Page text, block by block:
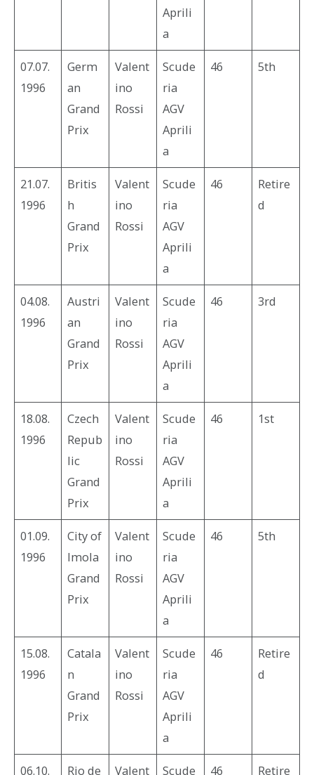
Aprili
a
07.07.
1996
Germ
an
Grand
Prix
Valent
ino
Rossi
Scude
ria
AGV
Aprili
a
46 5th
21.07.
1996
Britis
h
Grand
Prix
Valent
ino
Rossi
Scude
ria
AGV
Aprili
a
46
Retire
d
04.08.
1996
Austri
an
Grand
Prix
Valent
ino
Rossi
Scude
ria
AGV
Aprili
a
46 3rd
18.08.
1996
Czech
Repub
lic
Grand
Prix
Valent
ino
Rossi
Scude
ria
AGV
Aprili
a
46 1st
01.09.
1996
City of
Imola
Grand
Prix
Valent
ino
Rossi
Scude
ria
AGV
Aprili
a
46 5th
15.08.
1996
Catala
n
Grand
Prix
Valent
ino
Rossi
Scude
ria
AGV
Aprili
a
46
Retire
d
06.10. Rio de Valent Scude 46 Retire